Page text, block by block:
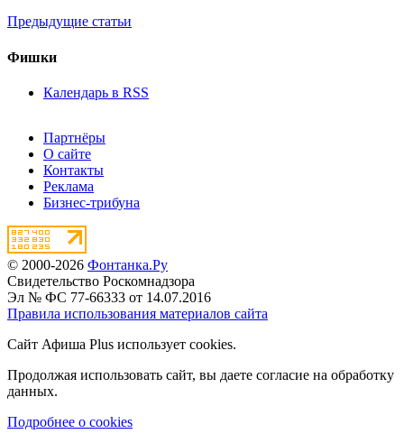
Предыдущие статьи
Фишки
Календарь в RSS
Партнёры
О сайте
Контакты
Реклама
Бизнес-трибуна
© 2000-2026 Фонтанка.Ру
Свидетельство Роскомнадзора
Эл № ФС 77-66333 от 14.07.2016
Правила использования материалов сайта
Сайт Афиша Plus использует cookies.
Продолжая использовать сайт, вы даете согласие на обработку
данных.
Подробнее о cookies